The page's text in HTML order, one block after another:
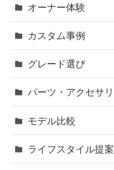
オーナー体験
カスタム事例
グレード選び
パーツ・アクセサリ
モデル比較
ライフスタイル提案